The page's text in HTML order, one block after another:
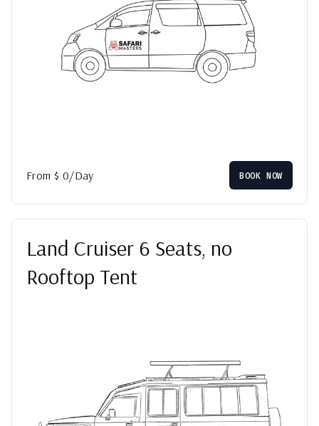
From $ 0/Day BOOK NOW
Land Cruiser 6 Seats, no
Rooftop Tent